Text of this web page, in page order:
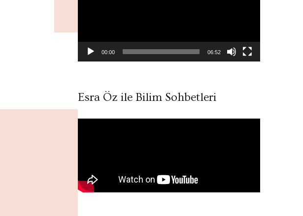
00:00 06:52
Esra Öz ile Bilim Sohbetleri